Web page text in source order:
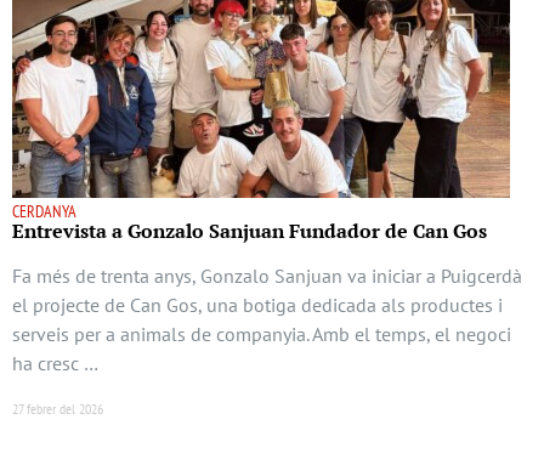
CERDANYA
Entrevista a Gonzalo Sanjuan Fundador de Can Gos
Fa més de trenta anys, Gonzalo Sanjuan va iniciar a Puigcerdà
el projecte de Can Gos, una botiga dedicada als productes i
serveis per a animals de companyia. Amb el temps, el negoci
ha cresc …
27 febrer del 2026